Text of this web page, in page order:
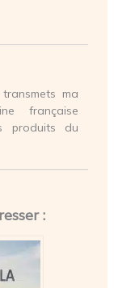
ma
française
produits du
: